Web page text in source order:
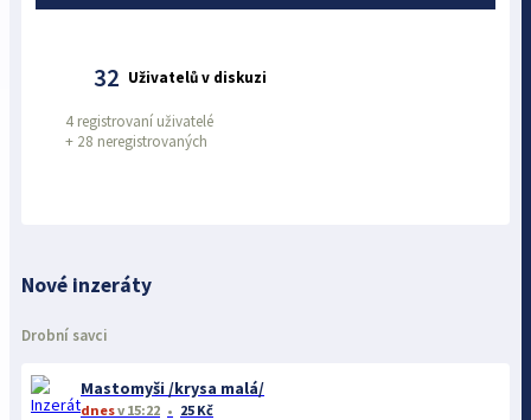
32 Uživatelů v diskuzi
4 registrovaní uživatelé
+ 28 neregistrovaných
Nové inzeráty
Drobní savci
Mastomyši /krysa malá/
dnesv 15:22 25 Kč